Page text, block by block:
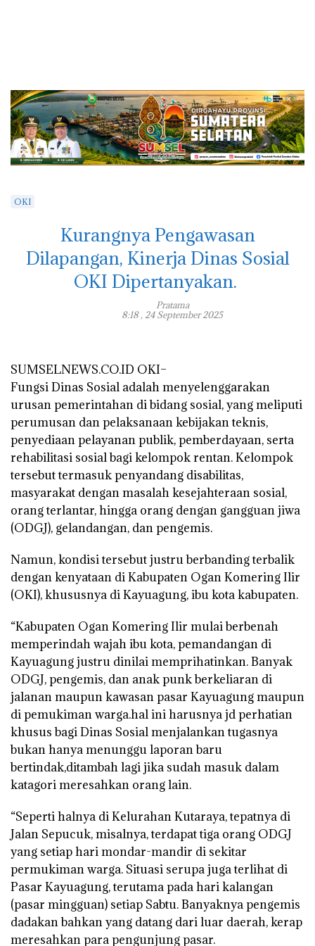
OKI
Kurangnya Pengawasan
Dilapangan, Kinerja Dinas Sosial
OKI Dipertanyakan.
Pratama
8:18 , 24 September 2025
SUMSELNEWS.CO.ID OKI–
Fungsi Dinas Sosial adalah menyelenggarakan
urusan pemerintahan di bidang sosial, yang meliputi
perumusan dan pelaksanaan kebijakan teknis,
penyediaan pelayanan publik, pemberdayaan, serta
rehabilitasi sosial bagi kelompok rentan. Kelompok
tersebut termasuk penyandang disabilitas,
masyarakat dengan masalah kesejahteraan sosial,
orang terlantar, hingga orang dengan gangguan jiwa
(ODGJ), gelandangan, dan pengemis.
Namun, kondisi tersebut justru berbanding terbalik
dengan kenyataan di Kabupaten Ogan Komering Ilir
(OKI), khususnya di Kayuagung, ibu kota kabupaten.
“Kabupaten Ogan Komering Ilir mulai berbenah
memperindah wajah ibu kota, pemandangan di
Kayuagung justru dinilai memprihatinkan. Banyak
ODGJ, pengemis, dan anak punk berkeliaran di
jalanan maupun kawasan pasar Kayuagung maupun
di pemukiman warga.hal ini harusnya jd perhatian
khusus bagi Dinas Sosial menjalankan tugasnya
bukan hanya menunggu laporan baru
bertindak,ditambah lagi jika sudah masuk dalam
katagori meresahkan orang lain.
“Seperti halnya di Kelurahan Kutaraya, tepatnya di
Jalan Sepucuk, misalnya, terdapat tiga orang ODGJ
yang setiap hari mondar-mandir di sekitar
permukiman warga. Situasi serupa juga terlihat di
Pasar Kayuagung, terutama pada hari kalangan
(pasar mingguan) setiap Sabtu. Banyaknya pengemis
dadakan bahkan yang datang dari luar daerah, kerap
meresahkan para pengunjung pasar.